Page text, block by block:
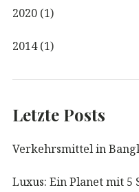
2020 (1)
2014 (1)
Letzte Posts
Verkehrsmittel in
Luxus: Ein Planet mit 5